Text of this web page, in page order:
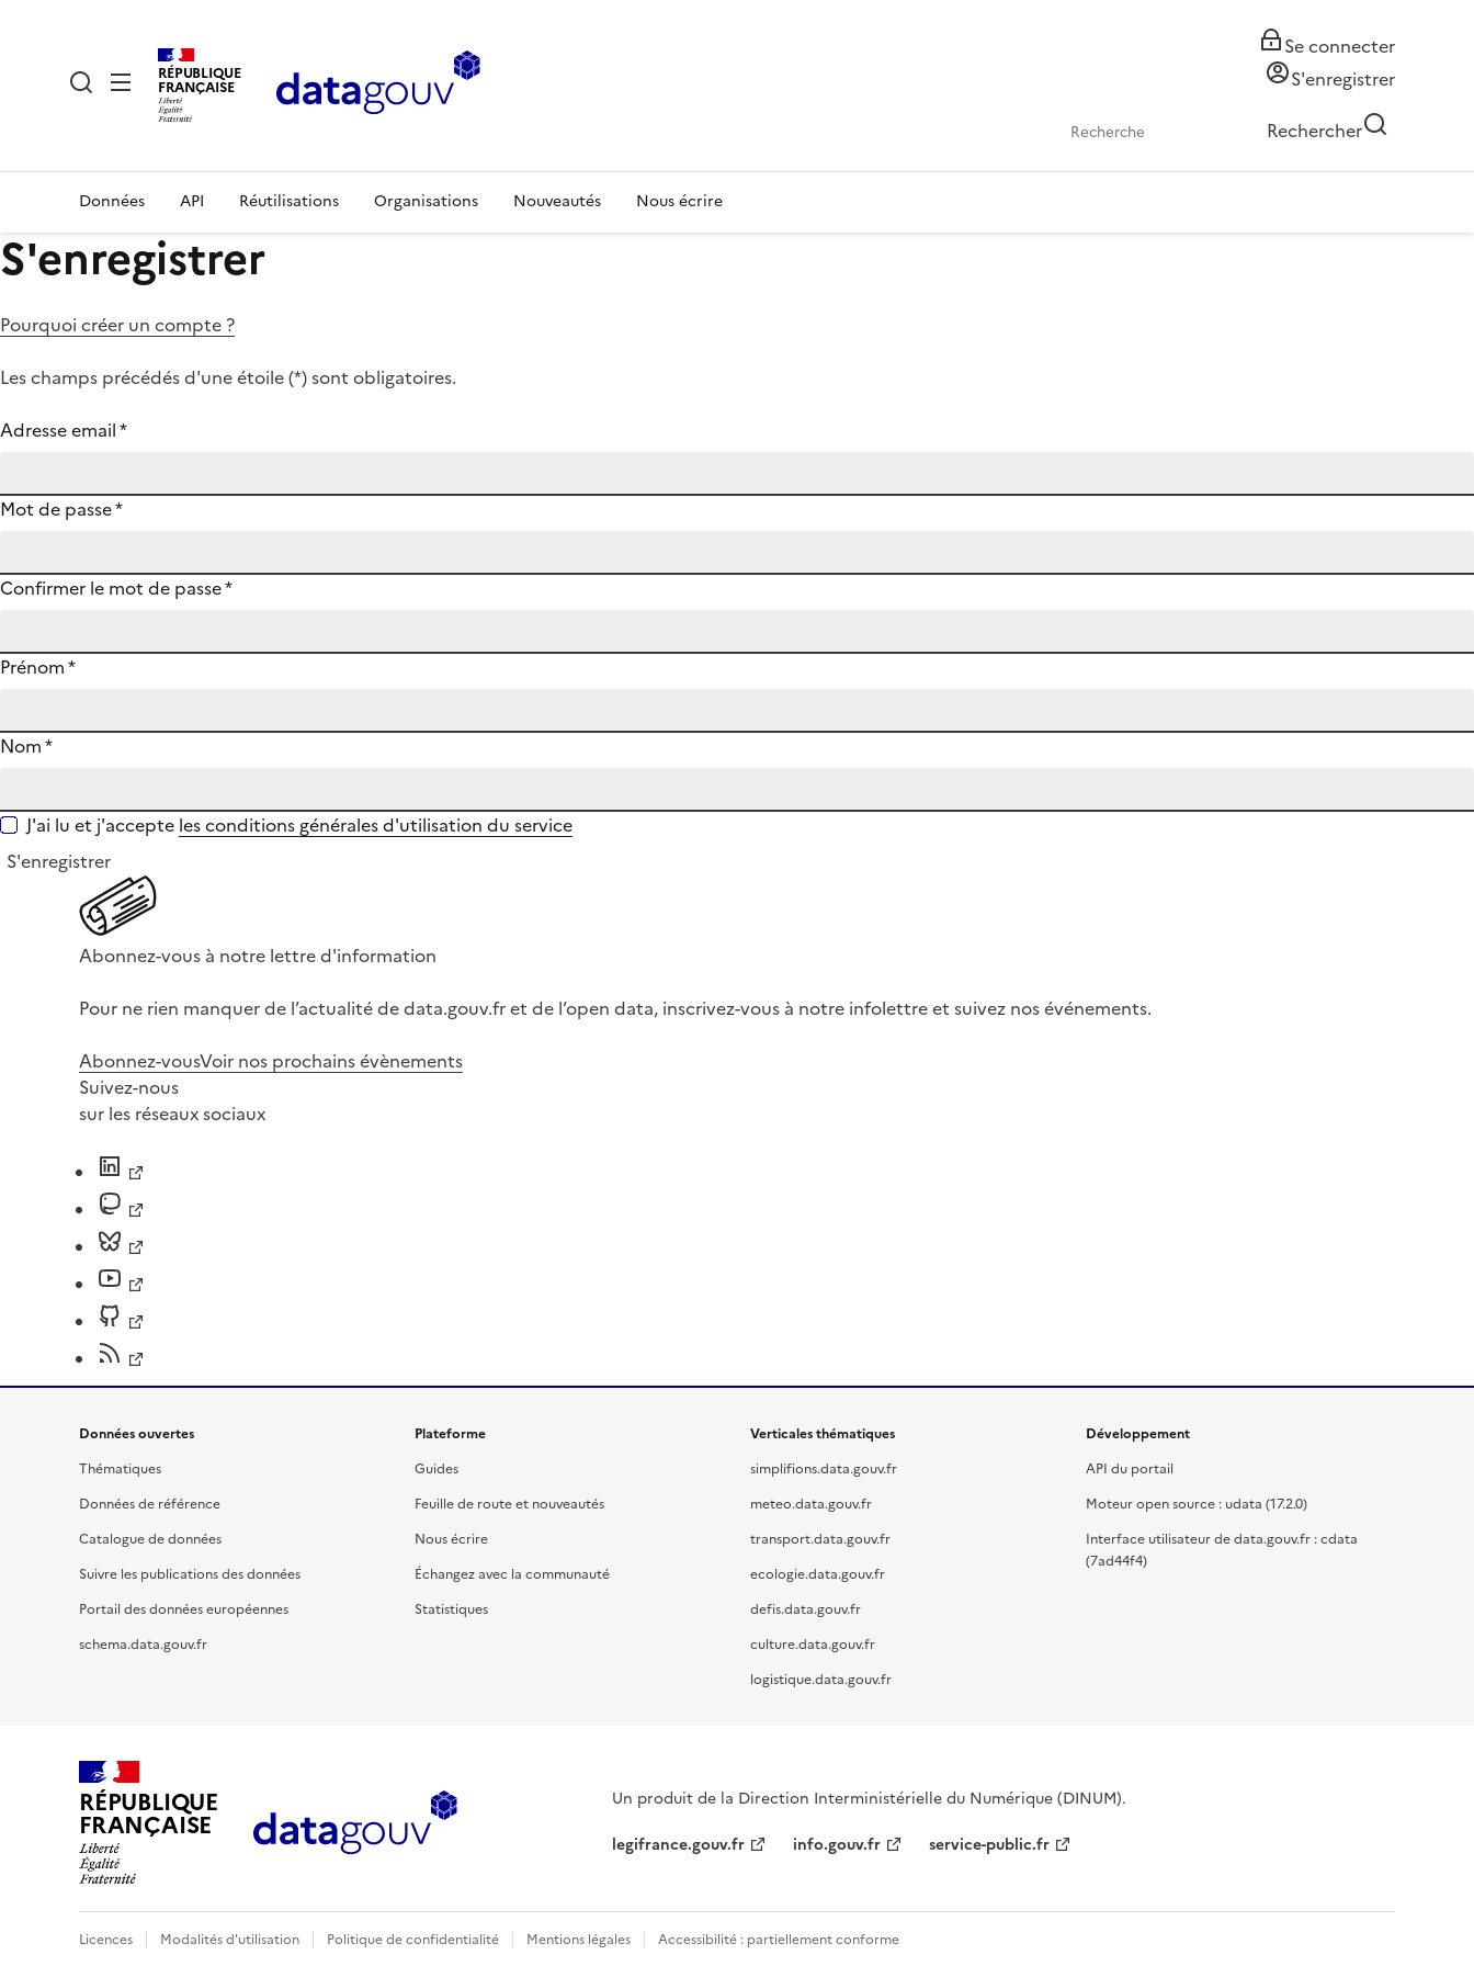
RÉPUBLIQUE
FRANÇAISE
Se connecter
S'enregistrer
Rechercher
Données API Réutilisations Organisations Nouveautés Nous écrire
S'enregistrer
Pourquoi créer un compte ?
Les champs précédés d'une étoile (*) sont obligatoires.
Adresse email*
Mot de passe*
Confirmer le mot de passe*
Prénom*
Nom*
J'ai lu et j'accepte les conditions générales d'utilisation du service
S'enregistrer
Abonnez-vous à notre lettre d'information
Pour ne rien manquer de l’actualité de data.gouv.fr et de l’open data, inscrivez-vous à notre infolettre et suivez nos événements.
Abonnez-vousVoir nos prochains évènements
Suivez-nous
sur les réseaux sociaux
Données ouvertes
Thématiques
Données de référence
Catalogue de données
Suivre les publications des données
Portail des données européennes
schema.data.gouv.fr
Plateforme
Guides
Feuille de route et nouveautés
Nous écrire
Échangez avec la communauté
Statistiques
Verticales thématiques
simplifions.data.gouv.fr
meteo.data.gouv.fr
transport.data.gouv.fr
ecologie.data.gouv.fr
defis.data.gouv.fr
culture.data.gouv.fr
logistique.data.gouv.fr
Développement
API du portail
Moteur open source : udata (17.2.0)
Interface utilisateur de data.gouv.fr : cdata
(7ad44f4)
RÉPUBLIQUE
FRANÇAISE
Un produit de la Direction Interministérielle du Numérique (DINUM).
legifrance.gouv.fr
info.gouv.fr service-public.fr
Licences Modalités d'utilisation Politique de confidentialité Mentions légales Accessibilité : partiellement conforme